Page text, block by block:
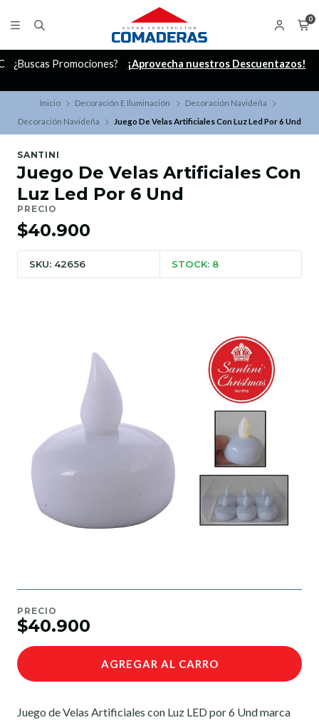
0
¿Buscas Promociones? ¡Aprovecha nuestros Descuentazos!
Inicio Decoración E Iluminación
Decoración Navideña
Decoración Navideña
Juego De Velas Artificiales Con Luz Led Por 6 Und
SANTINI
Juego De Velas Artificiales Con
Luz Led Por 6 Und
PRECIO
$40.900
SKU: 42656 STOCK: 8
PRECIO
$40.900
AGREGAR AL CARRO
Juego de Velas Artificiales con Luz LED por 6 Und marca